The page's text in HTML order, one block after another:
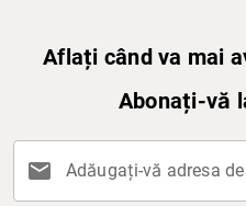
Aflați când va mai
Abonați-vă
mail Adăugați-vă adresa